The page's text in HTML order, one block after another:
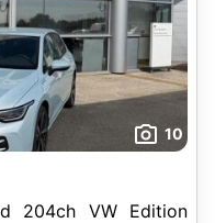
10
204ch VW Edition